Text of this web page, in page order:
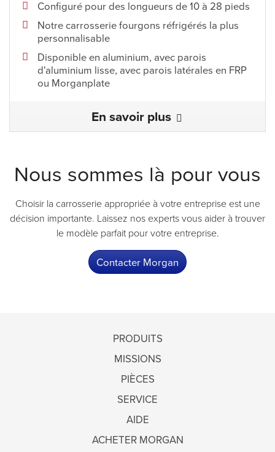
Configuré pour des longueurs de 10 à 28 pieds
Notre carrosserie fourgons réfrigérés la plus
personnalisable
Disponible en aluminium, avec parois
d'aluminium lisse, avec parois latérales en FRP
ou Morganplate
En savoir plus
Nous sommes là pour vous
Choisir la carrosserie appropriée à votre entreprise est une
décision importante. Laissez nos experts vous aider à trouver
le modèle parfait pour votre entreprise.
Contacter Morgan
PRODUITS
MISSIONS
PIÈCES
SERVICE
AIDE
ACHETER MORGAN